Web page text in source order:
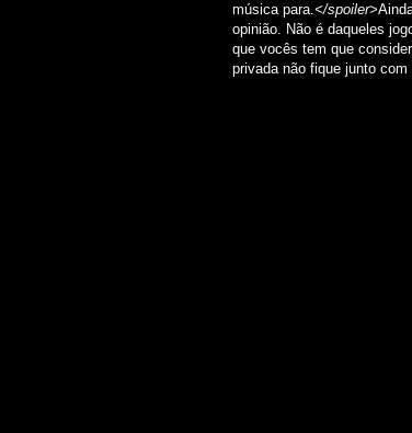
música para.</spoiler>
opinião. Não é daqueles
que vocês tem que
privada não fique junto com